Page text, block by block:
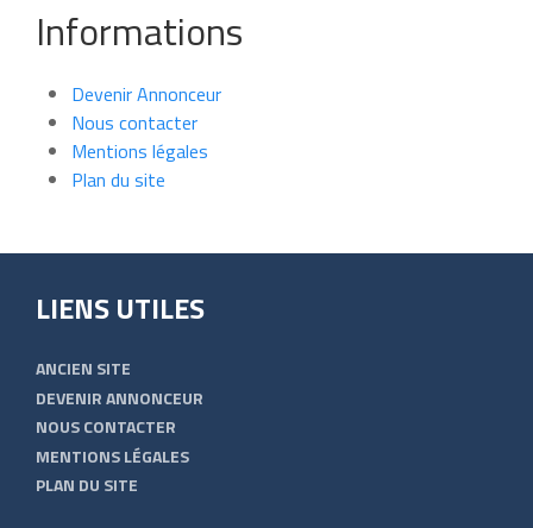
Informations
Devenir Annonceur
Nous contacter
Mentions légales
Plan du site
LIENS UTILES
ANCIEN SITE
DEVENIR ANNONCEUR
NOUS CONTACTER
MENTIONS LÉGALES
PLAN DU SITE